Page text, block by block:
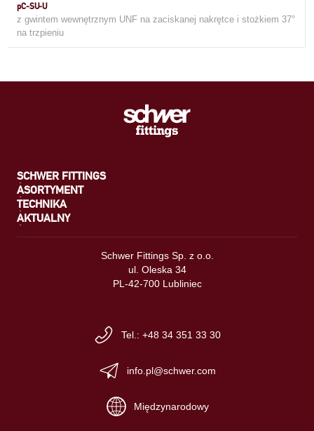
pC-SU-U
z gwintem wewnętrznym UNF na zaciskanej nakrętce i stożkiem 37°
na trzpieniu
SCHWER FITTINGS
ASORTYMENT
TECHNIKA
AKTUALNY
Schwer Fittings Sp. z o.o.
ul. Oleska 34
PL-42-700 Lubliniec
Tel.: +48 34 351 33 30
info.pl@schwer.com
Międzynarodowy